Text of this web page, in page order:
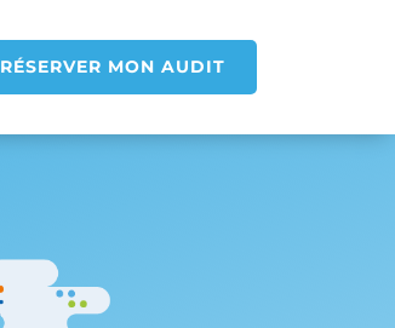
RÉSERVER MON AUDIT